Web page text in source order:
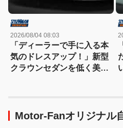
2026/08/04 08:03
「ディーラーで手に入る本
気のドレスアップ！」新型
クラウンセダンを低く美し
Motor-Fanオリジナル